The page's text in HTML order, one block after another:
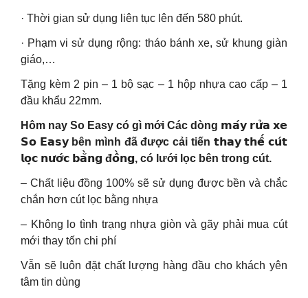
· Thời gian sử dụng liên tục lên đến 580 phút.
· Phạm vi sử dụng rộng: tháo bánh xe, sử khung giàn
giáo,…
Tặng kèm 2 pin – 1 bộ sạc – 1 hộp nhựa cao cấp – 1
đầu khẩu 22mm.
Hôm nay So Easy có gì mới Các dòng 𝗺𝗮́𝘆 𝗿𝘂̛̉𝗮 𝘅𝗲
𝗦𝗼 𝗘𝗮𝘀𝘆 bên mình đã được cải tiến 𝘁𝗵𝗮𝘆 𝘁𝗵𝗲̂́ 𝗰𝘂́𝘁
𝗹𝗼̣𝗰 𝗻𝘂̛𝗼̛́𝗰 𝗯𝗮̆̀𝗻𝗴 đ𝗼̂̀𝗻𝗴, có lưới lọc bên trong cút.
– Chất liệu đồng 100% sẽ sử dụng được bền và chắc
chắn hơn cút lọc bằng nhựa
– Không lo tình trạng nhựa giòn và gãy phải mua cút
mới thay tốn chi phí
Vẫn sẽ luôn đặt chất lượng hàng đầu cho khách yên
tâm tin dùng